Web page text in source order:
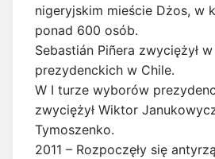
nigeryjskim mieście Dżos, w
ponad 600 osób.
Sebastián Piñera zwyciężył
prezydenckich w Chile.
W I turze wyborów
zwyciężył Wiktor
Tymoszenko.
2011 – Rozpoczęły się